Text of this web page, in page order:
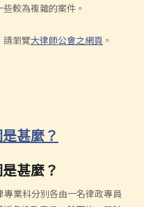
較為複雜的案件。
請瀏覽大律師公會之網頁 。
甚麼？
甚麼？
業科分別各由一名律政專員